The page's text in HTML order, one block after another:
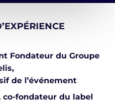
Fondateur du Groupe
de l’événement
fondateur du label